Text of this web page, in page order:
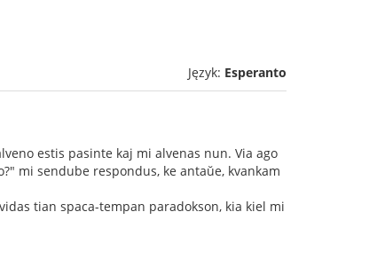
Język: Esperanto
estis pasinte kaj mi alvenas nun. Via ago
mi sendube respondus, ke antaŭe, kvankam
tian spaca-tempan paradokson, kia kiel mi